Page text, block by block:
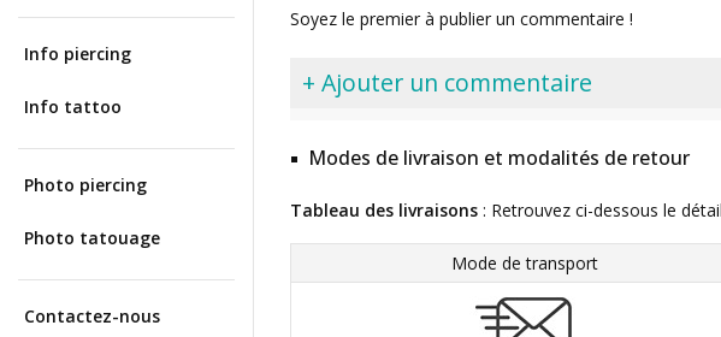
Info piercing
Info tattoo
Photo piercing
Photo tatouage
Contactez-nous
Soyez le premier à publier un commentaire !
+ Ajouter un commentaire
Modes de livraison et modalités de retour
Tableau des livraisons : Retrouvez ci-dessous le
Mode de transport